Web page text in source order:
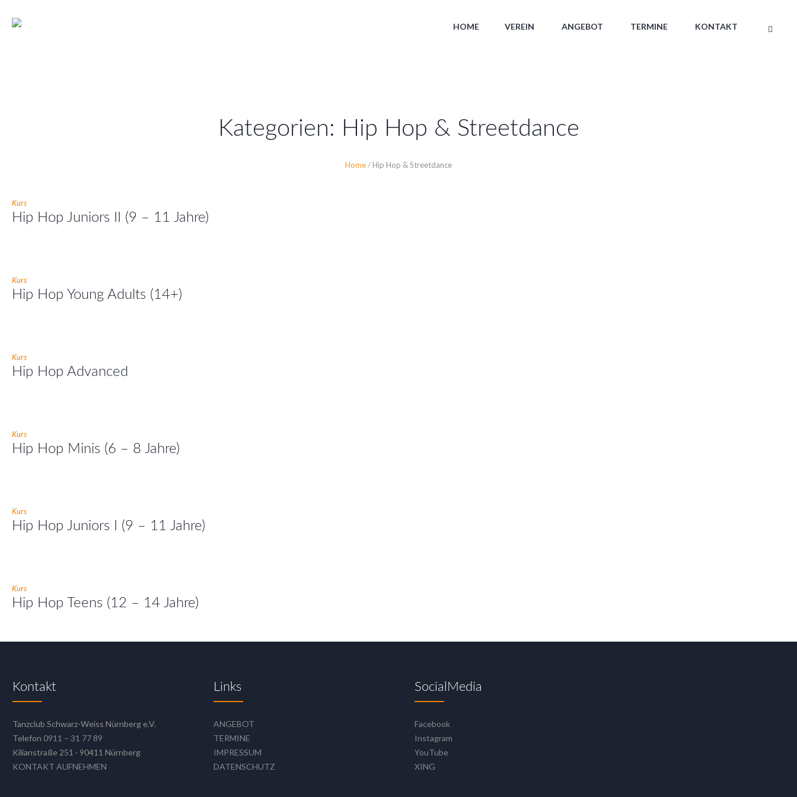
HOME VEREIN ANGEBOT TERMINE KONTAKT
Kategorien: Hip Hop & Streetdance
Home/ Hip Hop & Streetdance
Kurs
Hip Hop Juniors II (9 – 11 Jahre)
Kurs
Hip Hop Young Adults (14+)
Kurs
Hip Hop Advanced
Kurs
Hip Hop Minis (6 – 8 Jahre)
Kurs
Hip Hop Juniors I (9 – 11 Jahre)
Kurs
Hip Hop Teens (12 – 14 Jahre)
Kontakt
Tanzclub Schwarz-Weiss Nürnberg e.V.
Telefon 0911 – 31 77 89
Kilianstraße 251 · 90411 Nürnberg
KONTAKT AUFNEHMEN
Links
ANGEBOT
TERMINE
IMPRESSUM
DATENSCHUTZ
SocialMedia
Facebook
Instagram
YouTube
XING